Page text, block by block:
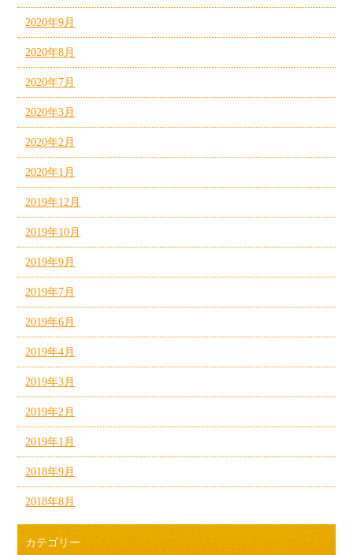
2020年9月
2020年8月
2020年7月
2020年3月
2020年2月
2020年1月
2019年12月
2019年10月
2019年9月
2019年7月
2019年6月
2019年4月
2019年3月
2019年2月
2019年1月
2018年9月
2018年8月
カテゴリー